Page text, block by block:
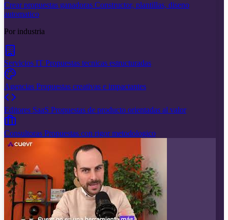
Crear propuestas ganadoras Constructor, plantillas, diseno
automatico
Por industria
Servicios IT Propuestas tecnicas estructuradas
Agencias Propuestas creativas e impactantes
Editores SaaS Propuestas de producto orientadas al valor
Consultoras Propuestas con rigor metodologico